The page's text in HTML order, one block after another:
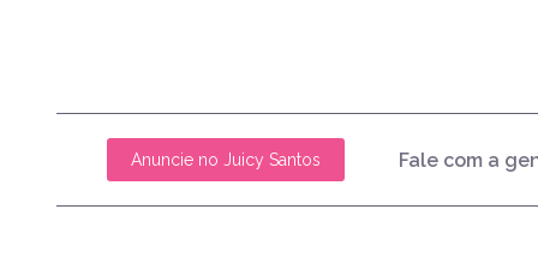
Anuncie no Juicy Santos Fale com a